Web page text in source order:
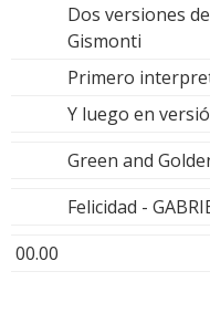
Dos versiones
Gismonti
Primero
Y luego en
Green and
Felicidad -
00.00